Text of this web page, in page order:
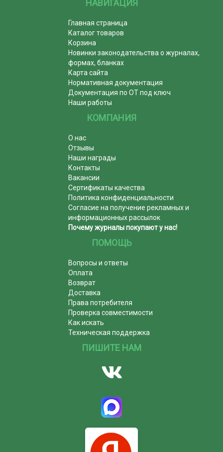
НАВИГАЦИЯ
Главная страница
Каталог товаров
Корзина
Новинки законодательства о журналах,
формах, бланках
Карта сайта
Нормативная документация
Документация по ОТ под ключ
Наши работы
КОМПАНИЯ
О нас
Отзывы
Наши награды
Контакты
Вакансии
Сертификаты качества
Политика конфиденциальности
Согласие на получение рекламных и
информационных рассылок
Почему журналы покупают у нас!
ПОМОЩЬ
Вопросы и ответы
Оплата
Возврат
Доставка
Права потребителя
Проверка совместимости
Как искать
Техническая поддержка
ПИШИТЕ НАМ